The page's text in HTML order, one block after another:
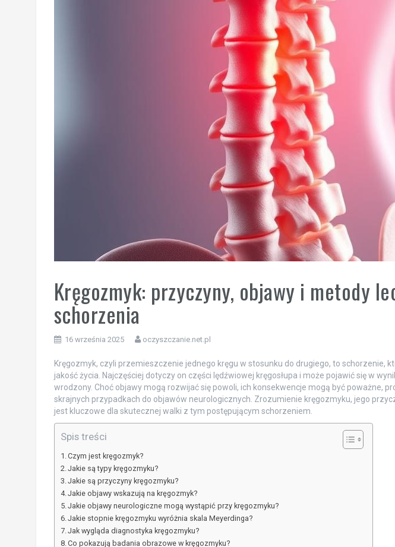
Kręgozmyk: przyczyny, objawy i metody
schorzenia
16 września 2025 oczyszczanie.net.pl
Kręgozmyk, czyli przemieszczenie jednego kręgu w stosunku do drugiego, to schorzenie,
jakość życia. Najczęściej dotyczy on części lędźwiowej kręgosłupa i może pojawić się w
wrodzony. Choć objawy mogą rozwijać się powoli, ich konsekwencje mogą być poważne,
skrajnych przypadkach do objawów neurologicznych. Zrozumienie kręgozmyku, jego
jest kluczowe dla skutecznej walki z tym postępującym schorzeniem.
Spis treści
Czym jest kręgozmyk?
Jakie są typy kręgozmyku?
Jakie są przyczyny kręgozmyku?
Jakie objawy wskazują na kręgozmyk?
Jakie objawy neurologiczne mogą wystąpić przy kręgozmyku?
Jakie stopnie kręgozmyku wyróżnia skala Meyerdinga?
Jak wygląda diagnostyka kręgozmyku?
Co pokazują badania obrazowe w kręgozmyku?